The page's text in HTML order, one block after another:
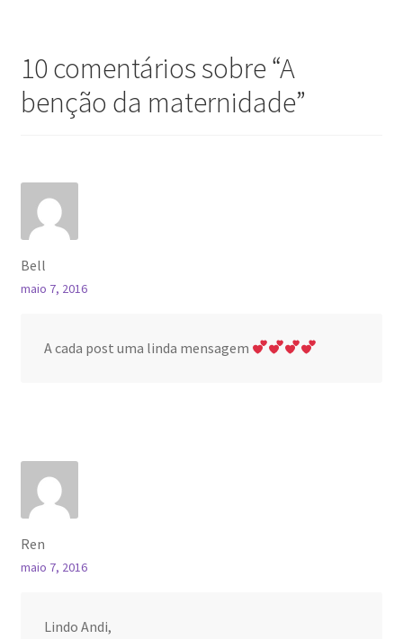
10 comentários sobre “A
benção da maternidade”
Bell
maio 7, 2016
A cada post uma linda mensagem
Ren
maio 7, 2016
Lindo Andi,